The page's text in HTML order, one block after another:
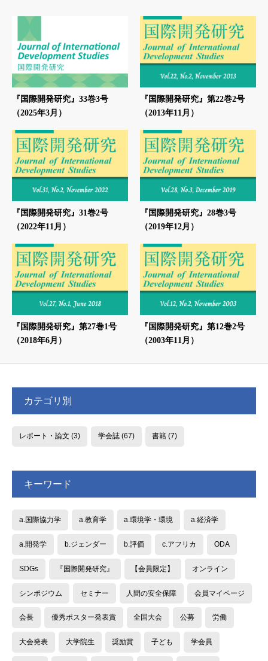
『国際開発研究』33巻3号
（2025年3月）
『国際開発研究』第22巻2号
（2013年11月）
『国際開発研究』31巻2号
（2022年11月）
『国際開発研究』28巻3号
（2019年12月）
『国際開発研究』第27巻1号
（2018年6月）
『国際開発研究』第12巻2号
（2003年11月）
カテゴリ別
レポート・論文 (3) 学会誌(67) 書籍 (7)
キーワード
a.国際協力学 a.教育学 a.環境学・環境 a.経済学
a.開発学 b.ジェンダー b.評価 c.アフリカ ODA
SDGs 『国際開発研究』 【会員限定】 オンライン
シンポジウム セミナー 人間の安全保障 会員マイページ
会長 優秀ポスター発表賞 全国大会 公募 労働
大会発表 大学院生 奨励賞 子ども 学会員